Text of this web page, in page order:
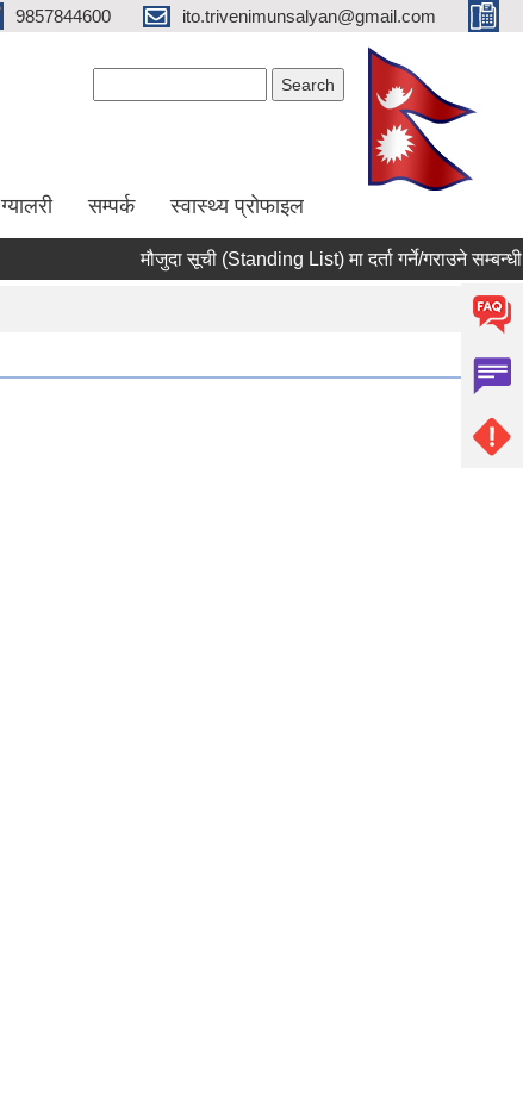
9857844600 ito.trivenimunsalyan@gmail.com
ग्यालरी सम्पर्क स्वास्थ्य प्राेफाइल
मौजुदा सूची (Standing List) मा दर्ता गर्ने/गराउने सम्बन्धी